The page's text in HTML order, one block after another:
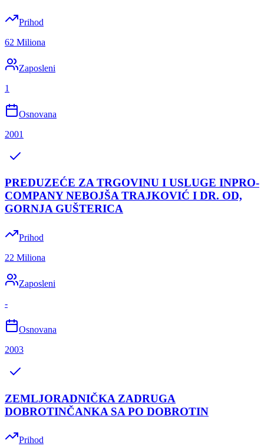
Prihod
62 Miliona
Zaposleni
1
Osnovana
2001
PREDUZEĆE ZA TRGOVINU I USLUGE INPRO-
COMPANY NEBOJŠA TRAJKOVIĆ I DR. OD,
GORNJA GUŠTERICA
Prihod
22 Miliona
Zaposleni
-
Osnovana
2003
ZEMLJORADNIČKA ZADRUGA
DOBROTINČANKA SA PO DOBROTIN
Prihod